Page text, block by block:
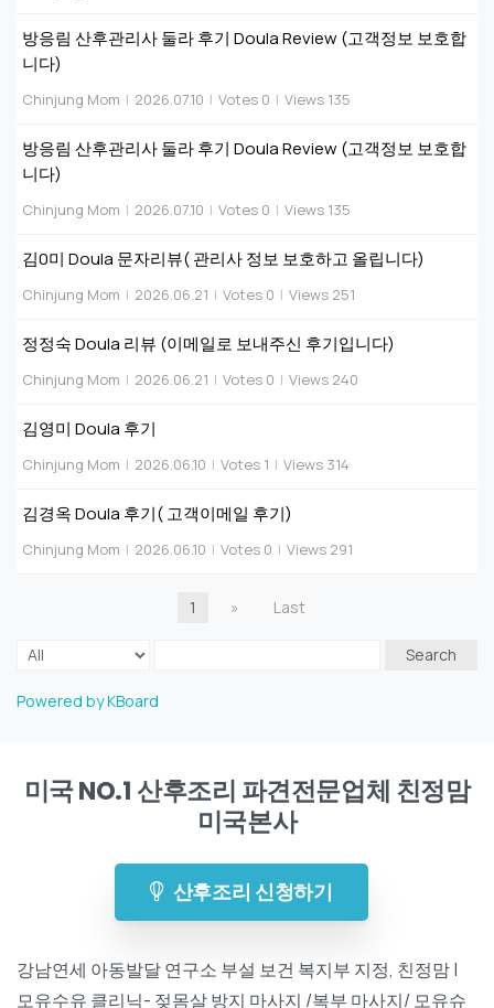
방응림 산후관리사 둘라 후기 Doula Review (고객정보 보호합
니다)
Chinjung Mom | 2026.07.10 | Votes 0 | Views 135
방응림 산후관리사 둘라 후기 Doula Review (고객정보 보호합
니다)
Chinjung Mom | 2026.07.10 | Votes 0 | Views 135
김0미 Doula 문자리뷰( 관리사 정보 보호하고 올립니다)
Chinjung Mom | 2026.06.21 | Votes 0 | Views 251
정정숙 Doula 리뷰 (이메일로 보내주신 후기입니다)
Chinjung Mom | 2026.06.21 | Votes 0 | Views 240
김영미 Doula 후기
Chinjung Mom | 2026.06.10 | Votes 1 | Views 314
김경옥 Doula 후기( 고객이메일 후기)
Chinjung Mom | 2026.06.10 | Votes 0 | Views 291
1 » Last
Search
Powered by KBoard
미국 NO.1 산후조리 파견전문업체 친정맘
미국본사
산후조리 신청하기
강남연세 아동발달 연구소 부설 보건 복지부 지정, 친정맘 |
모유수유 클리닉- 젖몸살 방지 마사지 /복부 마사지/ 모유슈